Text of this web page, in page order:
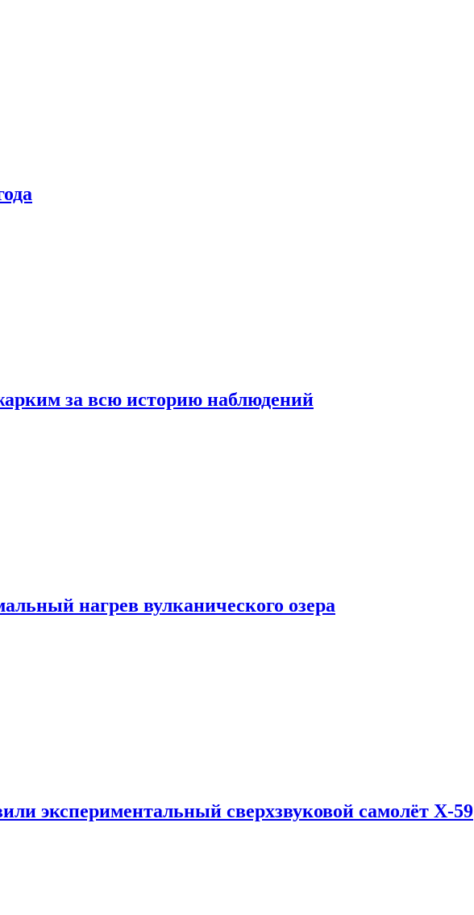
за всю историю наблюдений
нагрев вулканического озера
экспериментальный сверхзвуковой самолёт X-59